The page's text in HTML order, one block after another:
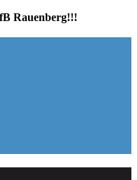
Rauenberg!!!